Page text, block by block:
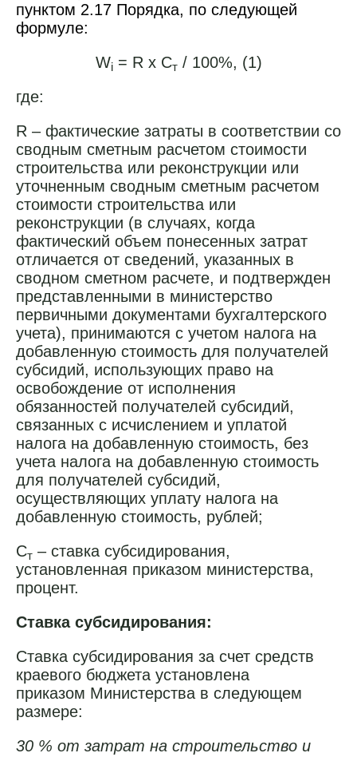
пунктом 2.17 Порядка, по следующей
формуле:
Wi= R x Ст/ 100%, (1)
где:
R – фактические затраты в соответствии со
сводным сметным расчетом стоимости
строительства или реконструкции или
уточненным сводным сметным расчетом
стоимости строительства или
реконструкции (в случаях, когда
фактический объем понесенных затрат
отличается от сведений, указанных в
сводном сметном расчете, и подтвержден
представленными в министерство
первичными документами бухгалтерского
учета), принимаются с учетом налога на
добавленную стоимость для получателей
субсидий, использующих право на
освобождение от исполнения
обязанностей получателей субсидий,
связанных с исчислением и уплатой
налога на добавленную стоимость, без
учета налога на добавленную стоимость
для получателей субсидий,
осуществляющих уплату налога на
добавленную стоимость, рублей;
Ст – ставка субсидирования,
установленная приказом министерства,
процент.
Ставка субсидирования:
Ставка субсидирования за счет средств
краевого бюджета установлена
приказом Министерства в следующем
размере:
30 % от затрат на строительство и